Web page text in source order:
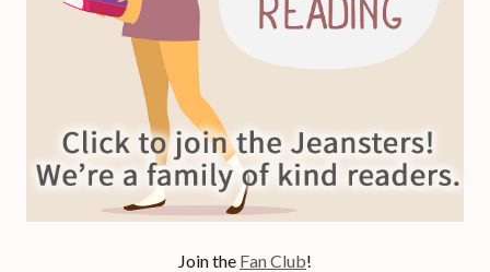
Join the Fan Club!